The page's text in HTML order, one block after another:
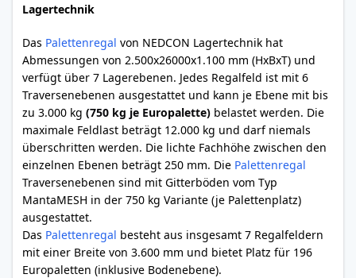
Lagertechnik
Das Palettenregal von NEDCON Lagertechnik hat
Abmessungen von 2.500x26000x1.100 mm (HxBxT) und
verfügt über 7 Lagerebenen. Jedes Regalfeld ist mit 6
Traversenebenen ausgestattet und kann je Ebene mit bis
zu 3.000 kg (750 kg je Europalette) belastet werden. Die
maximale Feldlast beträgt 12.000 kg und darf niemals
überschritten werden. Die lichte Fachhöhe zwischen den
einzelnen Ebenen beträgt 250 mm. Die Palettenregal
Traversenebenen sind mit Gitterböden vom Typ
MantaMESH in der 750 kg Variante (je Palettenplatz)
ausgestattet.
Das Palettenregal besteht aus insgesamt 7 Regalfeldern
mit einer Breite von 3.600 mm und bietet Platz für 196
Europaletten (inklusive Bodenebene).